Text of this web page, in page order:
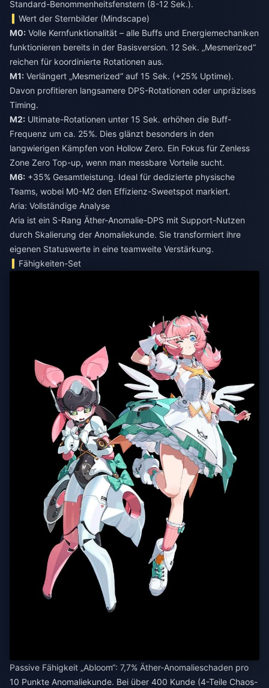
Standard-Benommenheitsfenstern (8-12 Sek.).
Wert der Sternbilder (Mindscape)
M0: Volle Kernfunktionalität – alle Buffs und Energiemechaniken
funktionieren bereits in der Basisversion. 12 Sek. „Mesmerized“
reichen für koordinierte Rotationen aus.
M1: Verlängert „Mesmerized“ auf 15 Sek. (+25% Uptime).
Davon profitieren langsamere DPS-Rotationen oder unpräzises
Timing.
M2: Ultimate-Rotationen unter 15 Sek. erhöhen die Buff-
Frequenz um ca. 25%. Dies glänzt besonders in den
langwierigen Kämpfen von Hollow Zero. Ein Fokus für Zenless
Zone Zero Top-up, wenn man messbare Vorteile sucht.
M6: +35% Gesamtleistung. Ideal für dedizierte physische
Teams, wobei M0-M2 den Effizienz-Sweetspot markiert.
Aria: Vollständige Analyse
Aria ist ein S-Rang Äther-Anomalie-DPS mit Support-Nutzen
durch Skalierung der Anomaliekunde. Sie transformiert ihre
eigenen Statuswerte in eine teamweite Verstärkung.
Fähigkeiten-Set
Passive Fähigkeit „Abloom“: 7,7% Äther-Anomalieschaden pro
10 Punkte Anomaliekunde. Bei über 400 Kunde (4-Teile Chaos-